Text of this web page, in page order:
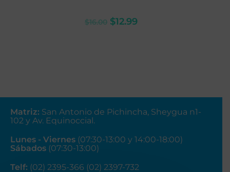
$16.00 $12.99
Matriz: San Antonio de Pichincha, Sheygua n1-
102 y Av. Equinoccial.
Lunes - Viernes (07:30-13:00 y 14:00-18:00)
Sábados (07:30-13:00)
Telf: (02) 2395-366 (02) 2397-732